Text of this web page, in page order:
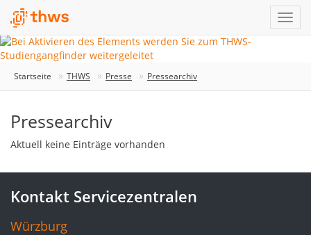
Startseite THWS Presse Pressearchiv
Pressearchiv
Aktuell keine Einträge vorhanden
Kontakt Servicezentralen
Würzburg